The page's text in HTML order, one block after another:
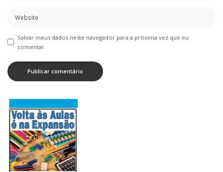
Salvar meus dados neste navegador para a próxima vez que eu
comentar.